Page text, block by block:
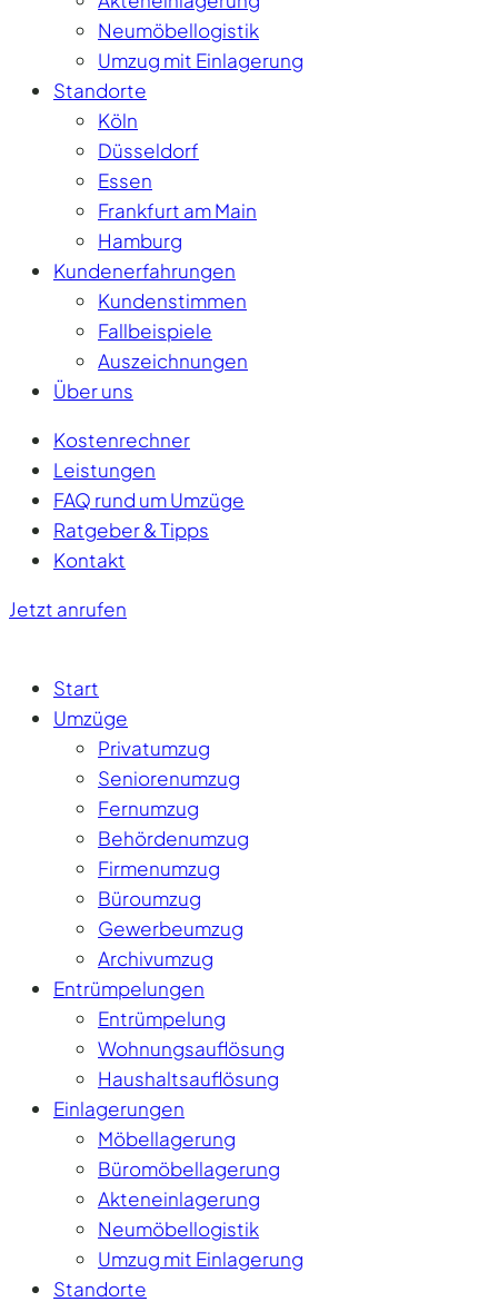
Neumöbellogistik
Umzug mit Einlagerung
Standorte
Köln
Düsseldorf
Essen
Frankfurt am Main
Hamburg
Kundenerfahrungen
Kundenstimmen
Fallbeispiele
Auszeichnungen
Über uns
Kostenrechner
Leistungen
FAQ rund um Umzüge
Ratgeber & Tipps
Kontakt
Jetzt anrufen
Start
Umzüge
Privatumzug
Seniorenumzug
Fernumzug
Behördenumzug
Firmenumzug
Büroumzug
Gewerbeumzug
Archivumzug
Entrümpelungen
Entrümpelung
Wohnungsauflösung
Haushaltsauflösung
Einlagerungen
Möbellagerung
Büromöbellagerung
Akteneinlagerung
Neumöbellogistik
Umzug mit Einlagerung
Standorte